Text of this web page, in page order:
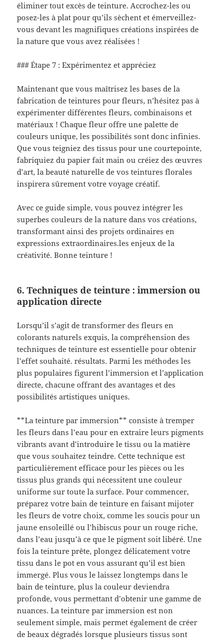
éliminer tout excès de teinture. Accrochez-les ou
posez-les à plat pour qu’ils sèchent et émerveillez-
vous devant les magnifiques créations inspirées de
la nature que vous avez réalisées !
### Étape 7 : Expérimentez et appréciez
Maintenant que vous maîtrisez les bases de la
fabrication de teintures pour fleurs, n’hésitez pas à
expérimenter différentes fleurs, combinaisons et
matériaux ! Chaque fleur offre une palette de
couleurs unique, les possibilités sont donc infinies.
Que vous teigniez des tissus pour une courtepointe,
fabriquiez du papier fait main ou créiez des œuvres
d’art, la beauté naturelle de vos teintures florales
inspirera sûrement votre voyage créatif.
Avec ce guide simple, vous pouvez intégrer les
superbes couleurs de la nature dans vos créations,
transformant ainsi des projets ordinaires en
expressions extraordinaires.les enjeux de la
créativité. Bonne teinture !
6. Techniques de teinture : immersion ou
application directe
Lorsqu’il s’agit de transformer des fleurs en
colorants naturels exquis, la compréhension des
techniques de teinture est essentielle pour obtenir
l’effet souhaité. résultats. Parmi les méthodes les
plus populaires figurent l’immersion et l’application
directe, chacune offrant des avantages et des
possibilités artistiques uniques.
**La teinture par immersion** consiste à tremper
les fleurs dans l’eau pour en extraire leurs pigments
vibrants avant d’introduire le tissu ou la matière
que vous souhaitez teindre. Cette technique est
particulièrement efficace pour les pièces ou les
tissus plus grands qui nécessitent une couleur
uniforme sur toute la surface. Pour commencer,
préparez votre bain de teinture en faisant mijoter
les fleurs de votre choix, comme les soucis pour un
jaune ensoleillé ou l’hibiscus pour un rouge riche,
dans l’eau jusqu’à ce que le pigment soit libéré. Une
fois la teinture prête, plongez délicatement votre
tissu dans le pot en vous assurant qu’il est bien
immergé. Plus vous le laissez longtemps dans le
bain de teinture, plus la couleur deviendra
profonde, vous permettant d’obtenir une gamme de
nuances. La teinture par immersion est non
seulement simple, mais permet également de créer
de beaux dégradés lorsque plusieurs tissus sont